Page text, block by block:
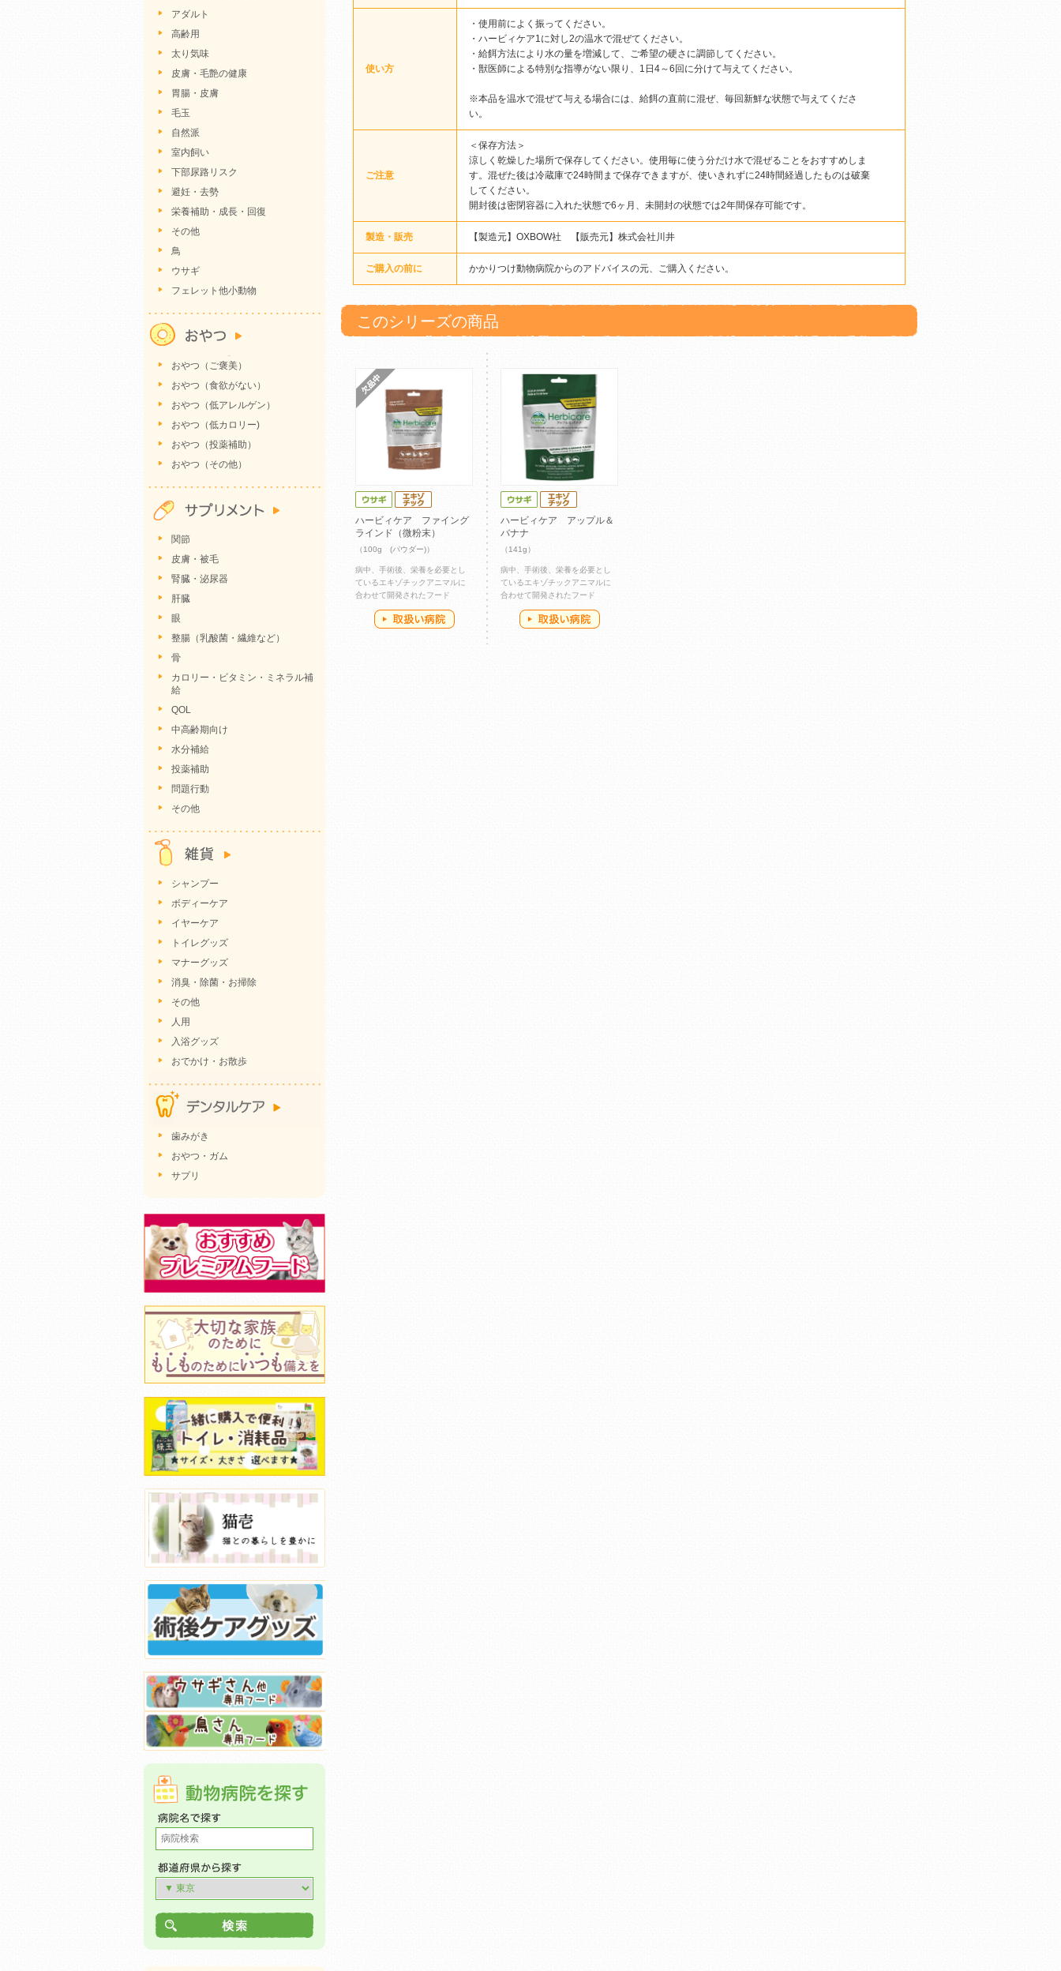
使い方
・使用前によく振ってください。
・ハービィケア1に対し2の温水で混ぜてください。
・給餌方法により水の量を増減して、ご希望の硬さに調節してください。
・獣医師による特別な指導がない限り、1日4～6回に分けて与えてください。
※本品を温水で混ぜて与える場合には、給餌の直前に混ぜ、毎回新鮮な状態で与えてくださ
い。
ご注意
＜保存方法＞
涼しく乾燥した場所で保存してください。使用毎に使う分だけ水で混ぜることをおすすめしま
す。混ぜた後は冷蔵庫で24時間まで保存できますが、使いきれずに24時間経過したものは破棄
してください。
開封後は密閉容器に入れた状態で6ヶ月、未開封の状態では2年間保存可能です。
製造・販売 【製造元】OXBOW社 【販売元】株式会社川井
ご購入の前に かかりつけ動物病院からのアドバイスの元、ご購入ください。
このシリーズの商品
ハービィケア ファイング
ラインド（微粉末）
（100g (パウダー)）
病中、手術後、栄養を必要とし
ているエキゾチックアニマルに
合わせて開発されたフード
ハービィケア アップル＆
バナナ
（141g）
病中、手術後、栄養を必要とし
ているエキゾチックアニマルに
合わせて開発されたフード
アダルト
高齢用
太り気味
皮膚・毛艶の健康
胃腸・皮膚
毛玉
自然派
室内飼い
下部尿路リスク
避妊・去勢
栄養補助・成長・回復
その他
鳥
ウサギ
フェレット他小動物
おやつ（ご褒美）
おやつ（食欲がない）
おやつ（低アレルゲン）
おやつ（低カロリー)
おやつ（投薬補助）
おやつ（その他）
関節
皮膚・被毛
腎臓・泌尿器
肝臓
眼
整腸（乳酸菌・繊維など）
骨
カロリー・ビタミン・ミネラル補
給
QOL
中高齢期向け
水分補給
投薬補助
問題行動
その他
シャンプー
ボディーケア
イヤーケア
トイレグッズ
マナーグッズ
消臭・除菌・お掃除
その他
人用
入浴グッズ
おでかけ・お散歩
歯みがき
おやつ・ガム
サプリ